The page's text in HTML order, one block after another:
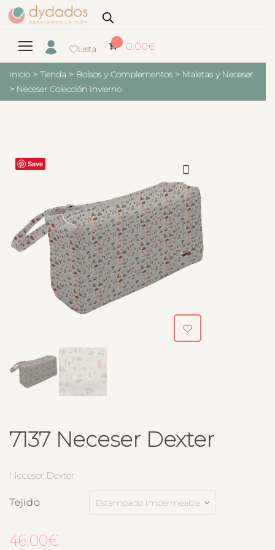
Lista
0 0.00€
Inicio > Tienda > Bolsos y Complementos > Maletas y Neceser
> Neceser Colección Invierno
Save
7137 Neceser Dexter
Neceser Dexter
Tejido
46.00€